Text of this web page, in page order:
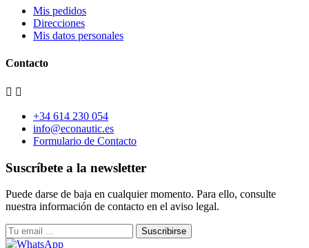
Mis pedidos
Direcciones
Mis datos personales
Contacto
 
+34 614 230 054
info@econautic.es
Formulario de Contacto
Suscríbete a la newsletter
Puede darse de baja en cualquier momento. Para ello, consulte
nuestra información de contacto en el aviso legal.
Suscribirse